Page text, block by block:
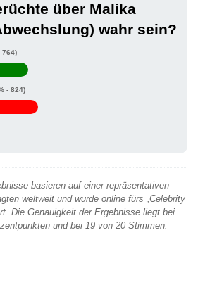
über Malika
wahr sein?
764)
- 824)
basieren auf einer repräsentativen
weltweit und wurde online fürs „Celebrity
Die Genauigkeit der Ergebnisse liegt bei
und bei 19 von 20 Stimmen.